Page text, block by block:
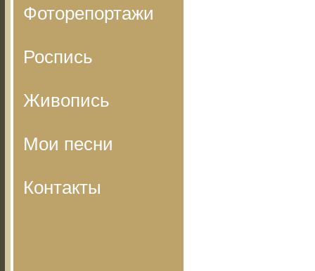
Фоторепортажи
Роспись
Живопись
Мои песни
Контакты